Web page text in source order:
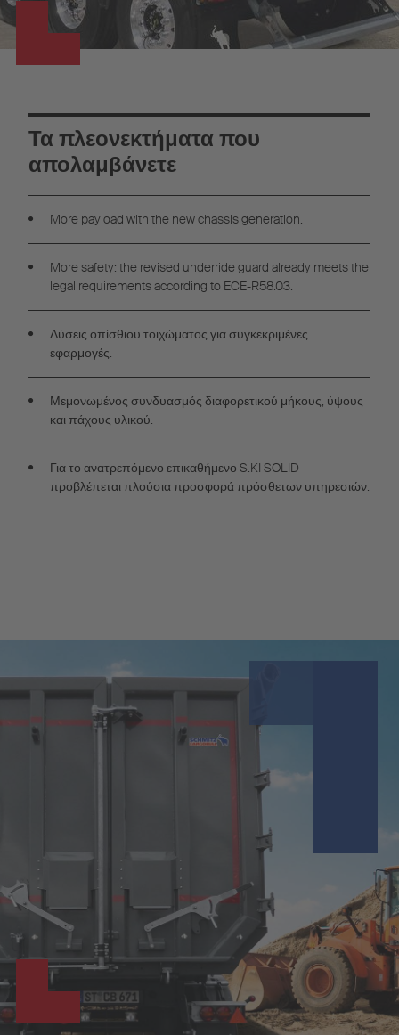
Τα πλεονεκτήματα που
απολαμβάνετε
More payload with the new chassis generation.
More safety: the revised underride guard already meets the
legal requirements according to ECE-R58.03.
Λύσεις οπίσθιου τοιχώματος για συγκεκριμένες
εφαρμογές.
Μεμονωμένος συνδυασμός διαφορετικού μήκους, ύψους
και πάχους υλικού.
Για το ανατρεπόμενο επικαθήμενο S.KI SOLID
προβλέπεται πλούσια προσφορά πρόσθετων υπηρεσιών.